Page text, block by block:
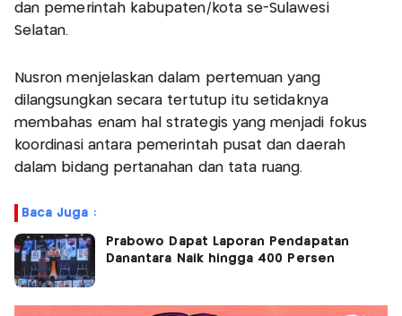
dan pemerintah kabupaten/kota se-Sulawesi
Selatan.
Nusron menjelaskan dalam pertemuan yang
dilangsungkan secara tertutup itu setidaknya
membahas enam hal strategis yang menjadi fokus
koordinasi antara pemerintah pusat dan daerah
dalam bidang pertanahan dan tata ruang.
Baca Juga :
Prabowo Dapat Laporan Pendapatan
Danantara Naik hingga 400 Persen